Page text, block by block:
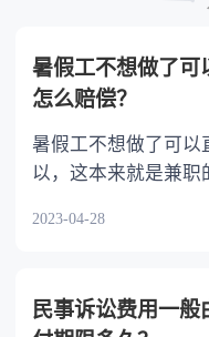
机构办理。 国家对不动产实行统一登记制
度。统一登记的
法律、行政法规
暑假工不想做了可
怎么赔偿？
暑假工不想做了可以
以，这本来就是兼职
2023-04-28
民事诉讼费用一般